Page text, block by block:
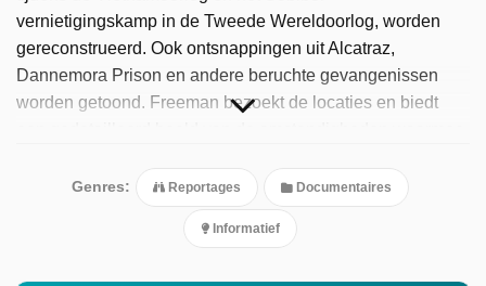
vernietigingskamp in de Tweede Wereldoorlog, worden
gereconstrueerd. Ook ontsnappingen uit Alcatraz,
Dannemora Prison en andere beruchte gevangenissen
worden getoond. Freeman bezoekt de locaties en biedt
ontsnappingspogingen. Interviews met gevangenen, hun
families, medegevangenen en gevangenispersoneel
geven extra inzicht in de gebeurtenissen.
Genres: Reportages Documentaires
Informatief